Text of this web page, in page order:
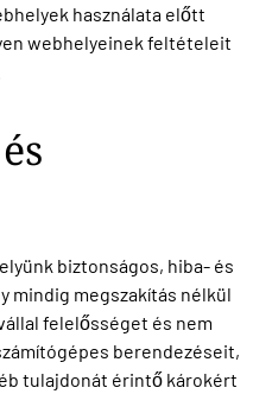
használata előtt
webhelyeinek feltételeit
biztonságos, hiba- és
mindig megszakítás nélkül
felelősséget és nem
berendezéseit,
tulajdonát érintő károkért